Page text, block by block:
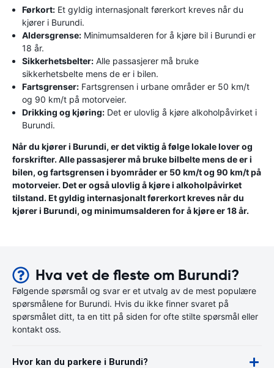
Førkort: Et gyldig internasjonalt førerkort kreves når du
kjører i Burundi.
Aldersgrense: Minimumsalderen for å kjøre bil i Burundi er
18 år.
Sikkerhetsbelter: Alle passasjerer må bruke
sikkerhetsbelte mens de er i bilen.
Fartsgrenser: Fartsgrensen i urbane områder er 50 km/t
og 90 km/t på motorveier.
Drikking og kjøring: Det er ulovlig å kjøre alkoholpåvirket i
Burundi.
Når du kjører i Burundi, er det viktig å følge lokale lover og
forskrifter. Alle passasjerer må bruke bilbelte mens de er i
bilen, og fartsgrensen i byområder er 50 km/t og 90 km/t på
motorveier. Det er også ulovlig å kjøre i alkoholpåvirket
tilstand. Et gyldig internasjonalt førerkort kreves når du
kjører i Burundi, og minimumsalderen for å kjøre er 18 år.
Hva vet de fleste om Burundi?
Følgende spørsmål og svar er et utvalg av de mest populære
spørsmålene for Burundi. Hvis du ikke finner svaret på
spørsmålet ditt, ta en titt på siden for ofte stilte spørsmål eller
kontakt oss.
Hvor kan du parkere i Burundi?